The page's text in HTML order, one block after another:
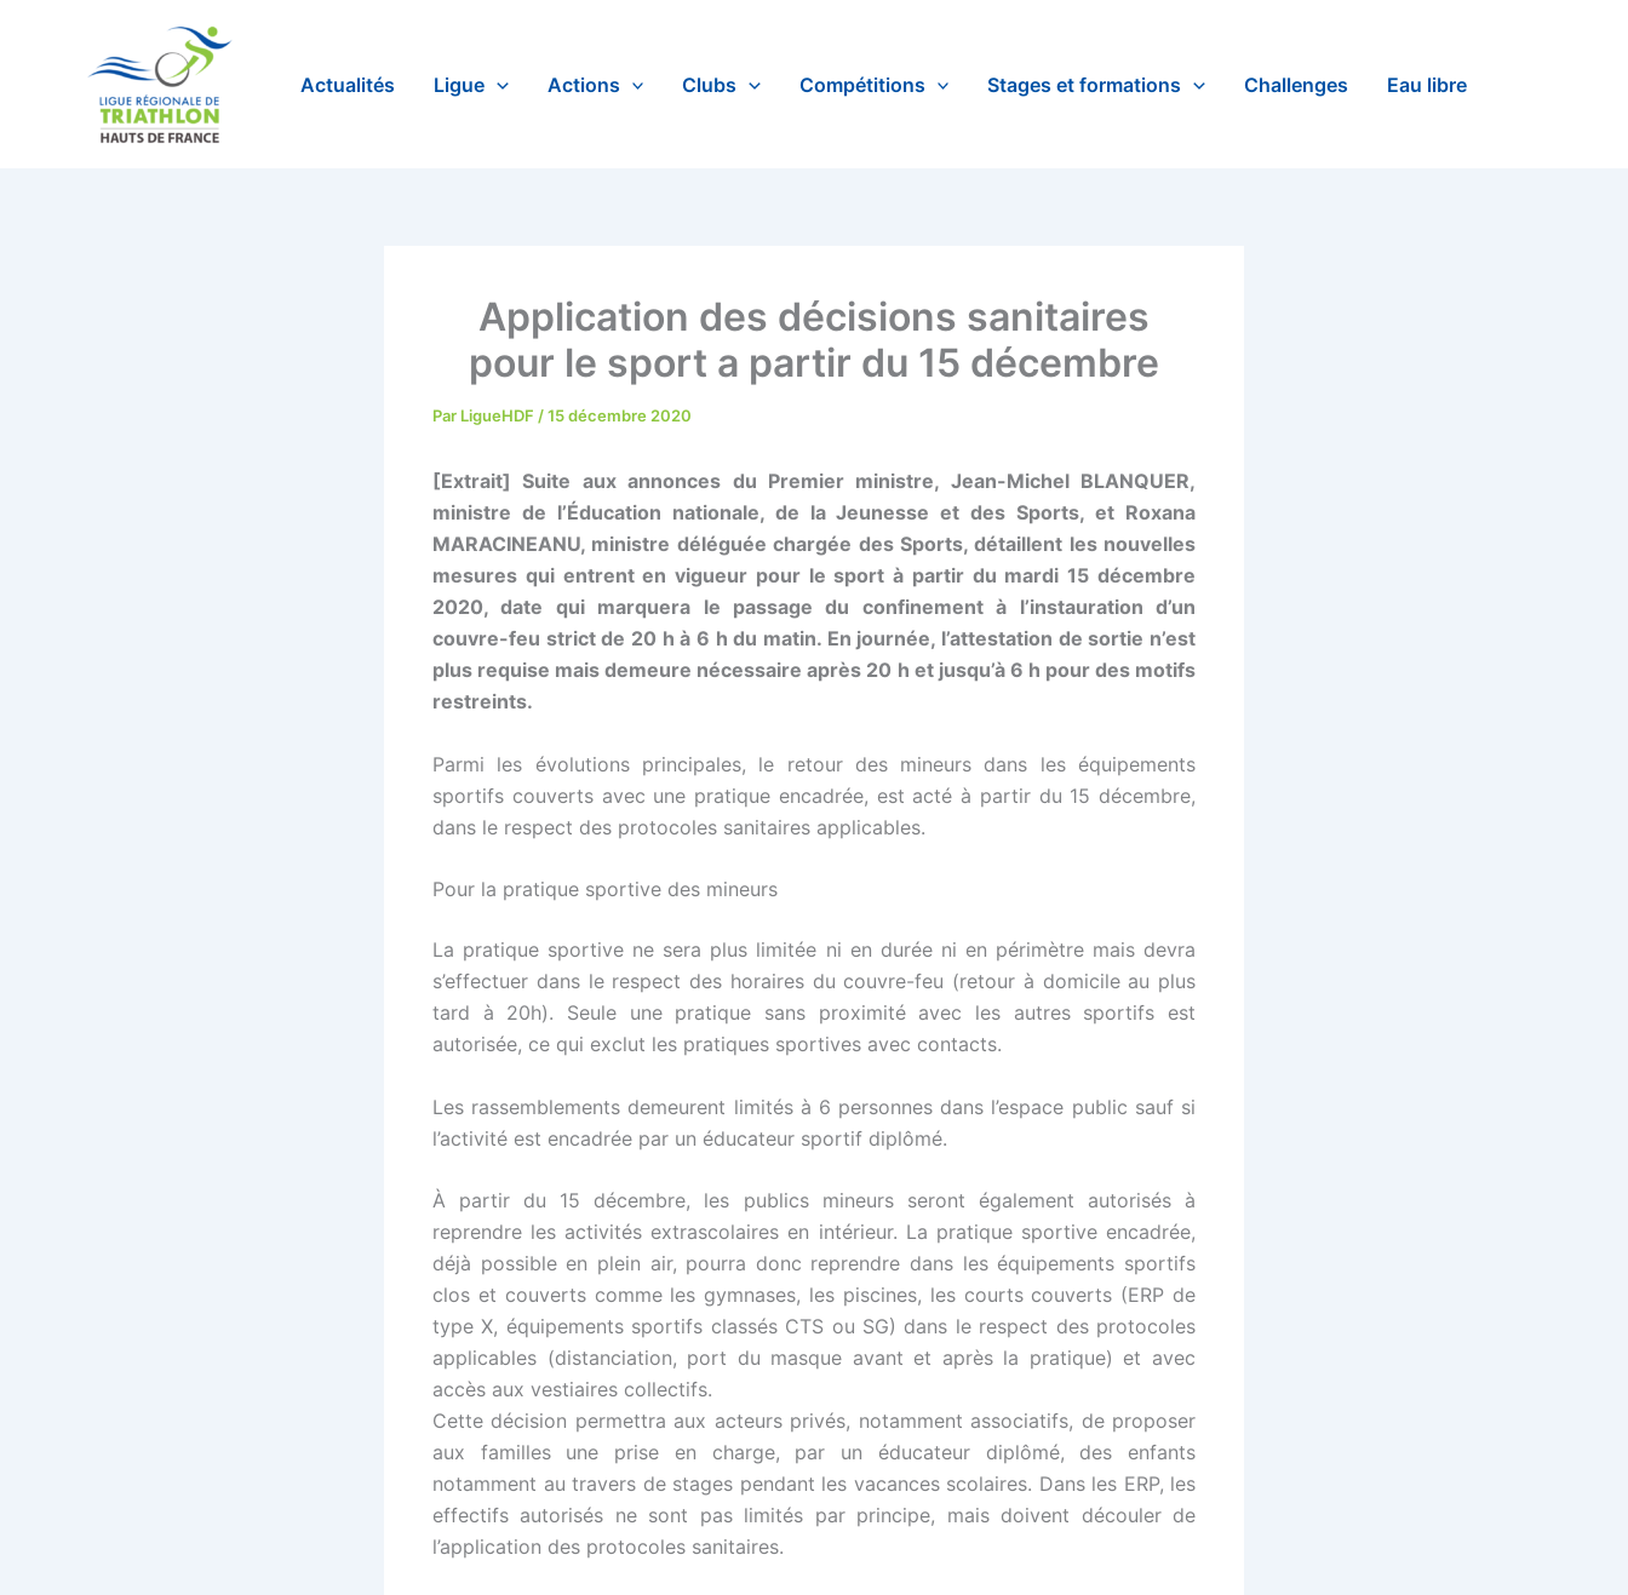
Actualités Ligue Actions Clubs Compétitions Stages et formations Challenges Eau libre
Application des décisions sanitaires
pour le sport a partir du 15 décembre
Par LigueHDF /15 décembre 2020
[Extrait] Suite aux annonces du Premier ministre, Jean-Michel BLANQUER,
ministre de l’Éducation nationale, de la Jeunesse et des Sports, et Roxana
MARACINEANU, ministre déléguée chargée des Sports, détaillent les nouvelles
mesures qui entrent en vigueur pour le sport à partir du mardi 15 décembre
2020, date qui marquera le passage du confinement à l’instauration d’un
couvre-feu strict de 20 h à 6 h du matin. En journée, l’attestation de sortie n’est
plus requise mais demeure nécessaire après 20 h et jusqu’à 6 h pour des motifs
restreints.
Parmi les évolutions principales, le retour des mineurs dans les équipements
sportifs couverts avec une pratique encadrée, est acté à partir du 15 décembre,
dans le respect des protocoles sanitaires applicables.
Pour la pratique sportive des mineurs
La pratique sportive ne sera plus limitée ni en durée ni en périmètre mais devra
s’effectuer dans le respect des horaires du couvre-feu (retour à domicile au plus
tard à 20h). Seule une pratique sans proximité avec les autres sportifs est
autorisée, ce qui exclut les pratiques sportives avec contacts.
Les rassemblements demeurent limités à 6 personnes dans l’espace public sauf si
l’activité est encadrée par un éducateur sportif diplômé.
À partir du 15 décembre, les publics mineurs seront également autorisés à
reprendre les activités extrascolaires en intérieur. La pratique sportive encadrée,
déjà possible en plein air, pourra donc reprendre dans les équipements sportifs
clos et couverts comme les gymnases, les piscines, les courts couverts (ERP de
type X, équipements sportifs classés CTS ou SG) dans le respect des protocoles
applicables (distanciation, port du masque avant et après la pratique) et avec
accès aux vestiaires collectifs.
Cette décision permettra aux acteurs privés, notamment associatifs, de proposer
aux familles une prise en charge, par un éducateur diplômé, des enfants
notamment au travers de stages pendant les vacances scolaires. Dans les ERP, les
effectifs autorisés ne sont pas limités par principe, mais doivent découler de
l’application des protocoles sanitaires.